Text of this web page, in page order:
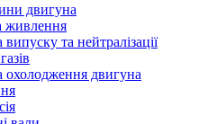
двигуна
живлення
та нейтралізації
охолодження двигуна